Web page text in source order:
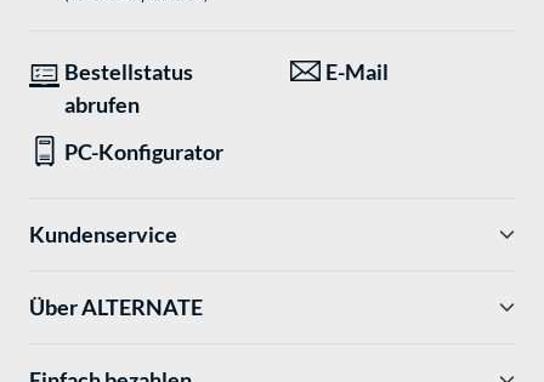
Bestellstatus
abrufen
E-Mail
PC-Konfigurator
Kundenservice
Über ALTERNATE